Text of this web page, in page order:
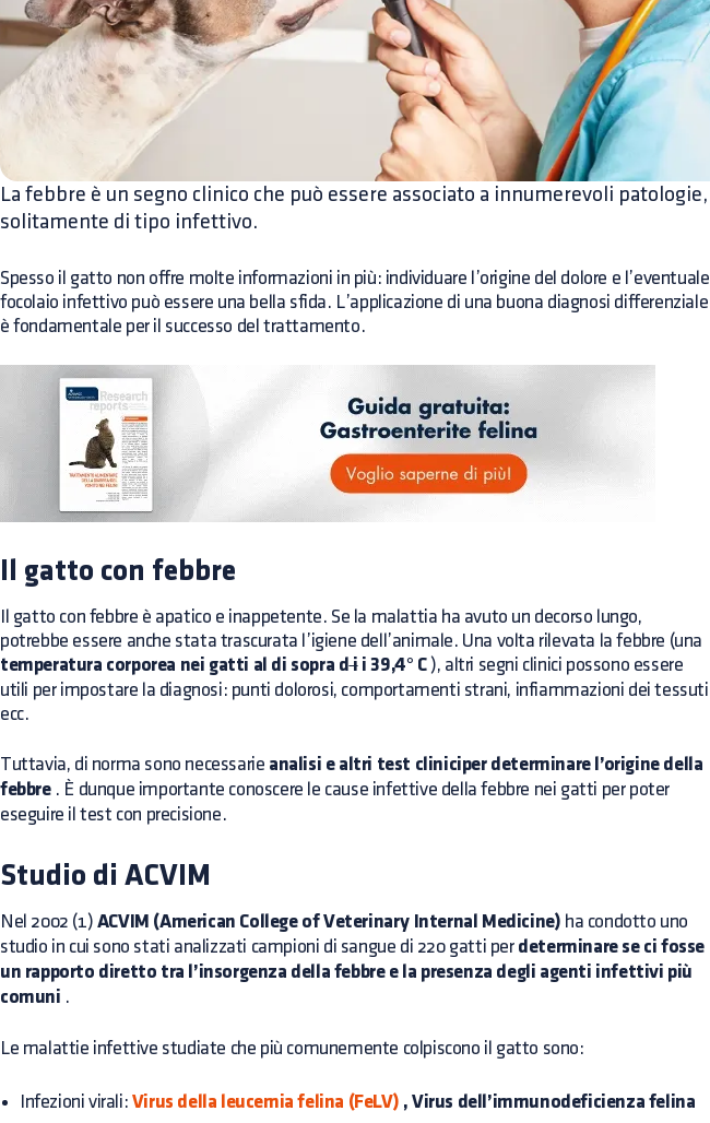
La febbre è un segno clinico che può essere associato a innumerevoli patologie,
solitamente di tipo infettivo.
Spesso il gatto non offre molte informazioni in più: individuare l’origine del dolore e l’eventuale
focolaio infettivo può essere una bella sfida. L’applicazione di una buona diagnosi differenziale
è fondamentale per il successo del trattamento.
Il gatto con febbre
Il gatto con febbre è apatico e inappetente. Se la malattia ha avuto un decorso lungo,
potrebbe essere anche stata trascurata l’igiene dell’animale. Una volta rilevata la febbre (una
temperatura corporea nei gatti al di sopra dii 39,4° C), altri segni clinici possono essere
utili per impostare la diagnosi: punti dolorosi, comportamenti strani, infiammazioni dei tessuti
ecc.
Tuttavia, di norma sono necessarie analisi e altri test cliniciper determinare l’origine della
febbre. È dunque importante conoscere le cause infettive della febbre nei gatti per poter
eseguire il test con precisione.
Studio di ACVIM
Nel 2002 (1) ACVIM (American College of Veterinary Internal Medicine) ha condotto uno
studio in cui sono stati analizzati campioni di sangue di 220 gatti per determinare se ci fosse
un rapporto diretto tra l’insorgenza della febbre e la presenza degli agenti infettivi più
comuni .
Le malattie infettive studiate che più comunemente colpiscono il gatto sono:
Infezioni virali: Virus della leucemia felina (FeLV) , Virus dell’immunodeficienza felina